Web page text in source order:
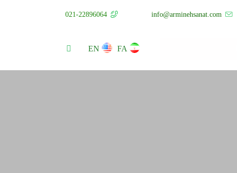
info@arminehsanat.com
021-22896064
FA
EN